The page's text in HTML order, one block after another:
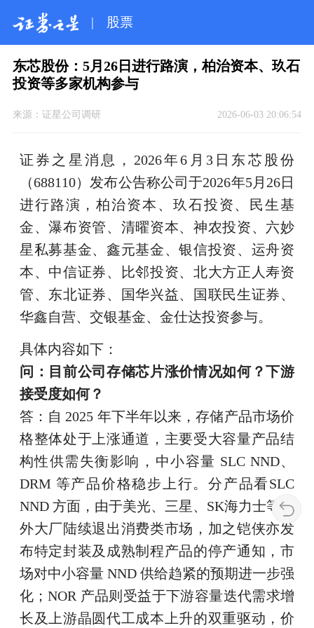
| 股票
东芯股份：5月26日进行路演，柏治资本、玖石
投资等多家机构参与
来源： 证星公司调研 2026-06-03 20:06:54
证券之星消息，2026年6月3日东芯股份
（688110）发布公告称公司于2026年5月26日
进行路演，柏治资本、玖石投资、民生基
金、瀑布资管、清曜资本、神农投资、六妙
星私募基金、鑫元基金、银信投资、运舟资
本、中信证券、比邻投资、北大方正人寿资
管、东北证券、国华兴益、国联民生证券、
华鑫自营、交银基金、金仕达投资参与。
具体内容如下：
问：目前公司存储芯片涨价情况如何？下游
接受度如何？
答：自 2025 年下半年以来，存储产品市场价
格整体处于上涨通道，主要受大容量产品结
构性供需失衡影响，中小容量 SLC NND、
DRM 等产品价格稳步上行。分产品看SLC
NND 方面，由于美光、三星、SK海力士等海
外大厂陆续退出消费类市场，加之铠侠亦发
布特定封装及成熟制程产品的停产通知，市
场对中小容量 NND 供给趋紧的预期进一步强
化；NOR 产品则受益于下游容量迭代需求增
长及上游晶圆代工成本上升的双重驱动，价